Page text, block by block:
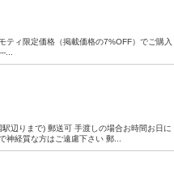
ィ限定価格（掲載価格の7%OFF）でご購入
...
辺りまで) 郵送可 手渡しの場合お時間お日に
神経質な方はご遠慮下さい 郵...